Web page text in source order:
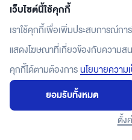
เกี่ยวกับเรา
CLOUD SERVER
เว็บไซต์นี้ใช้คุกกี้
เราใช้คุกกี้เพื่อเพิ่มประสบการณ์การ
แสดงโฆษณาที่เกี่ยวข้องกับความ
คุกกี้ได้ตามต้องการนโยบายความ
ยอมรับทั้งหมด
ตั้ง